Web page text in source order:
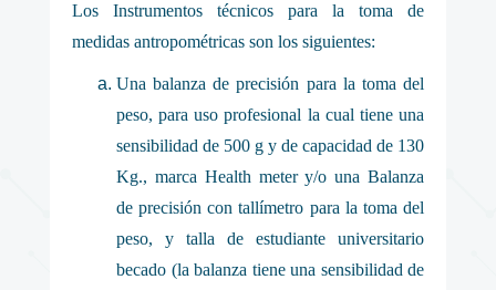
Los Instrumentos técnicos para la toma de
medidas antropométricas son los siguientes:
Una balanza de precisión para la toma del
peso, para uso profesional la cual tiene una
sensibilidad de 500 g y de capacidad de 130
Kg., marca Health meter y/o una Balanza
de precisión con tallímetro para la toma del
peso, y talla de estudiante universitario
becado (la balanza tiene una sensibilidad de